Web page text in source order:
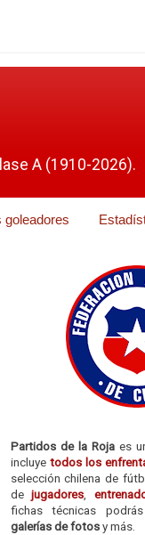
A (1910-2026).
goleadores
Partidos de la Rojaes
incluye todos los
selección chilena de
dejugadores
fichas técnicas
galerías de fotosy más.